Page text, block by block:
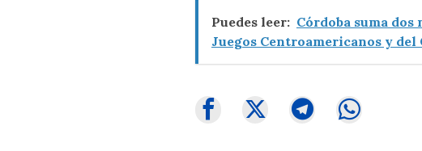
Puedes leer: Córdoba suma dos
Juegos Centroamericanos y del